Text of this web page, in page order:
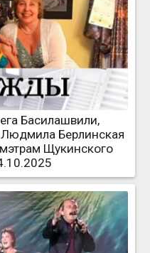
Басилашвили,
Берлинская
Щукинского